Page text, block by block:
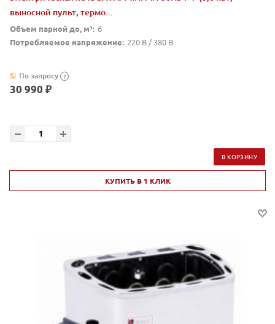
выносной пульт, термо...
Объем парной до, м³: 6
Потребляемое напряжение: 220 В / 380 В
По запросу ?
30 990 ₽
В КОРЗИНУ
КУПИТЬ В 1 КЛИК